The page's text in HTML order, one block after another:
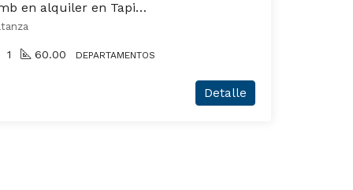
Departamento de 3 amb en alquiler en Tapiales
1 60.00 DEPARTAMENTOS
Detalle